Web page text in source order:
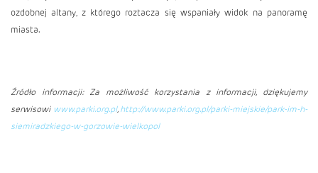
ozdobnej altany, z którego roztacza się wspaniały widok na panoramę
miasta.
Źródło informacji: Za możliwość korzystania z informacji, dziękujemy
serwisowi www.parki.org.pl, http://www.parki.org.pl/parki-miejskie/park-im-h-
siemiradzkiego-w-gorzowie-wielkopol